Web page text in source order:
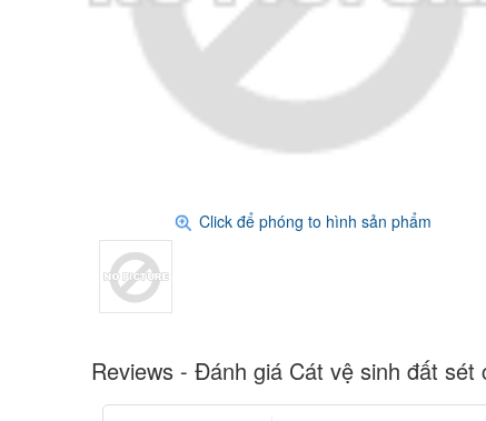
Click để phóng to hình sản phẩm
Reviews - Đánh giá Cát vệ sinh đất sét